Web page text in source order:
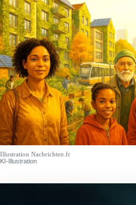
Illustration Nachrichten.fr
KI-Illustration